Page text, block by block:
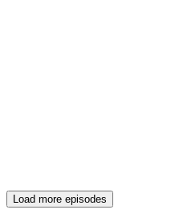
Load more episodes